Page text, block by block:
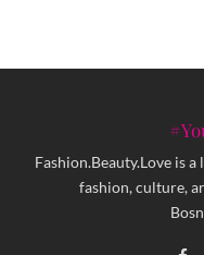
Fashion.Beauty.Love is
fashion, culture,